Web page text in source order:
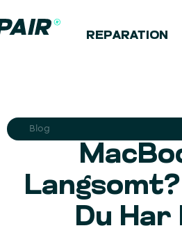
REPARATION
Blog
Langsomt?
Du Har